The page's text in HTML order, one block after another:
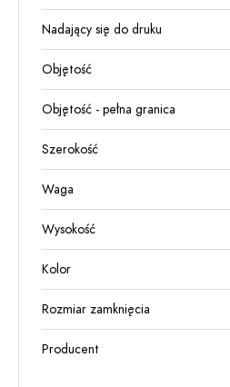
Nadający się do druku
Objętość
Objętość - pełna granica
Szerokość
Waga
Wysokość
Kolor
Rozmiar zamknięcia
Producent